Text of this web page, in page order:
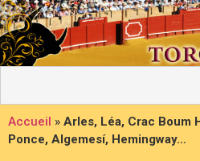
Accueil » Arles, Léa, Crac Boum
Ponce, Algemesí, Hemingway…